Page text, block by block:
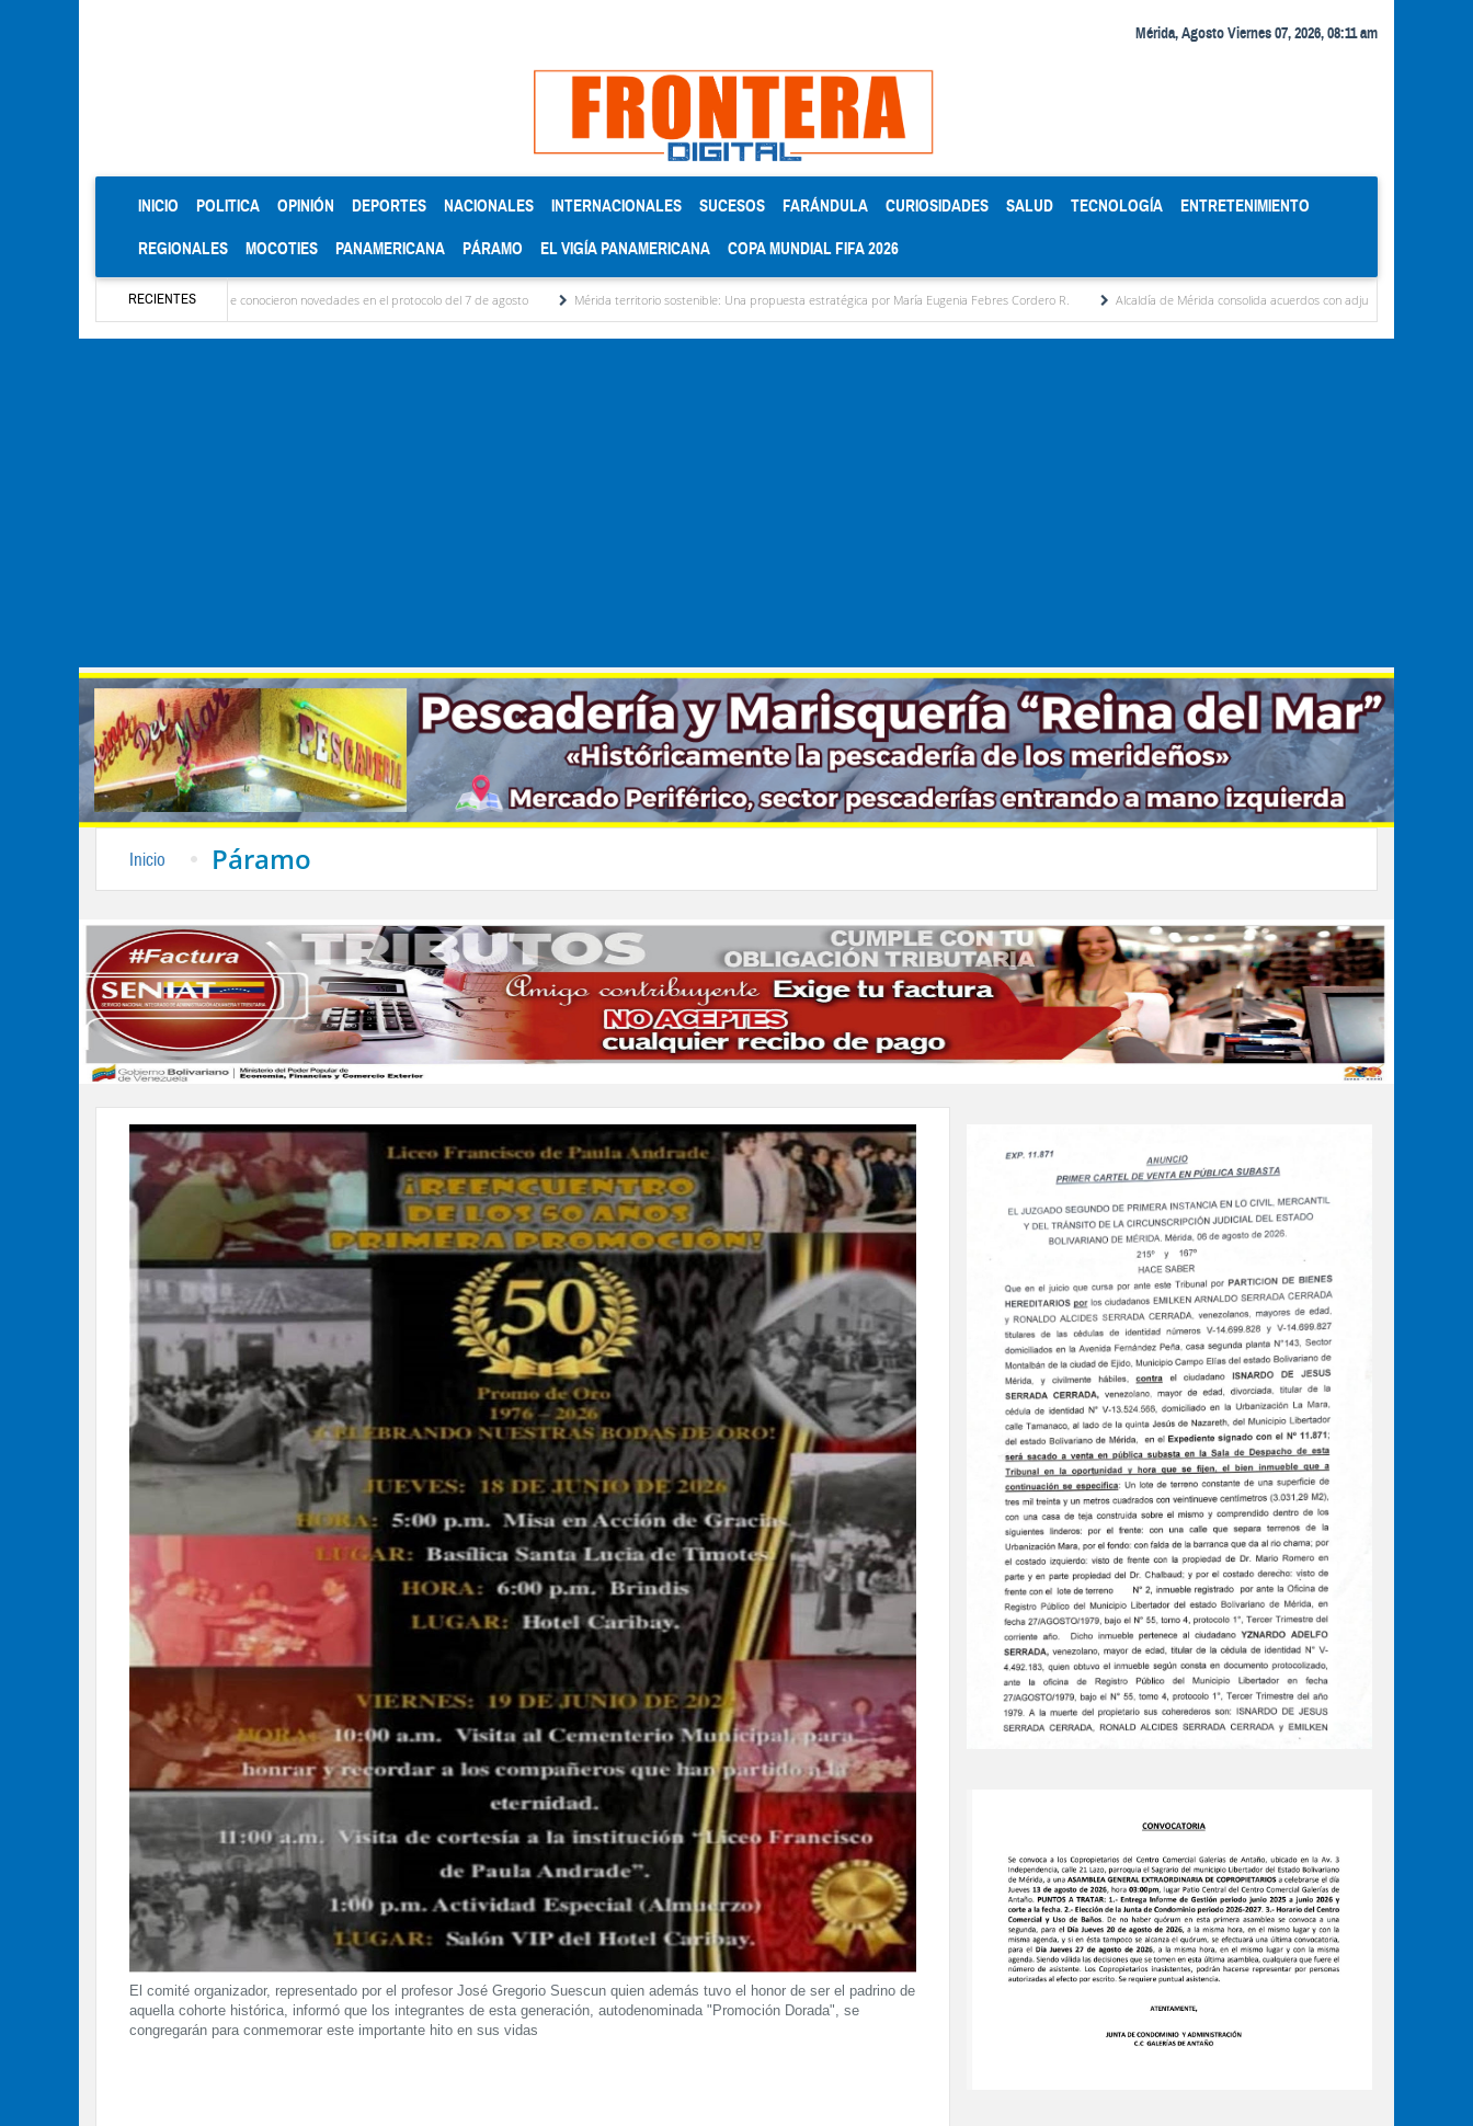
Mérida, Agosto Viernes 07, 2026, 08:11 am
INICIO (CURRENT)
POLITICA OPINIÓN DEPORTES NACIONALES INTERNACIONALES SUCESOS FARÁNDULA CURIOSIDADES SALUD TECNOLOGÍA ENTRETENIMIENTO
REGIONALES MOCOTIES PANAMERICANA PÁRAMO EL VIGÍA PANAMERICANA COPA MUNDIAL FIFA 2026
RECIENTES
las delegaciones y se conocieron novedades en el protocolo del 7 de agosto Mérida territorio sostenible: Una propuesta estratégica por María Eugenia Febres Cordero R. Alcaldía de Mérida consolida acuerdos con adjudicatarios del Mercado Periférico
Inicio Páramo
El comité organizador, representado por el profesor José Gregorio Suescun quien además tuvo el honor de ser el padrino de
aquella cohorte histórica, informó que los integrantes de esta generación, autodenominada "Promoción Dorada", se
congregarán para conmemorar este importante hito en sus vidas